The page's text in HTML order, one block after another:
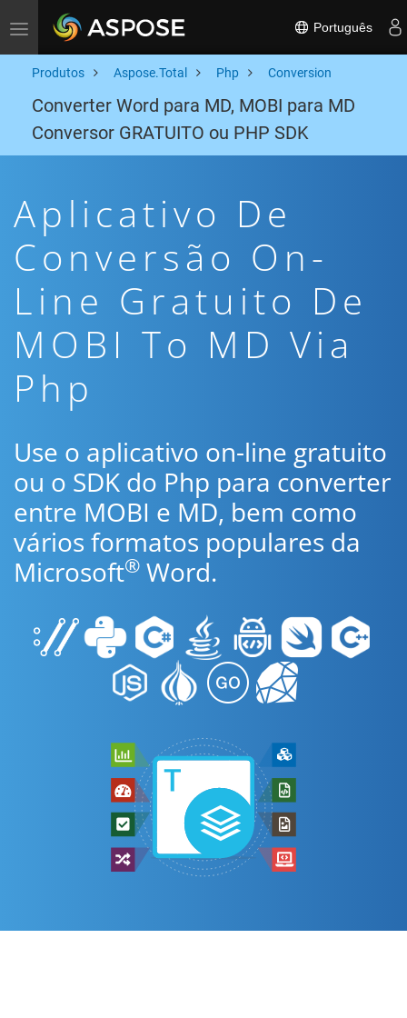
Toggle navigation Português
Produtos Aspose.Total Php Conversion
Converter Word para MD, MOBI para MD
Conversor GRATUITO ou PHP SDK
Aplicativo De
Conversão On-
Line Gratuito De
MOBI To MD Via
Php
Use o aplicativo on-line gratuito
ou o SDK do Php para converter
entre MOBI e MD, bem como
vários formatos populares da
Microsoft® Word.